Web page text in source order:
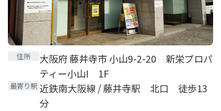
住所
大阪府 藤井寺市 小山9-2-20 新栄プロパ
ティー小山I 1F
最寄り駅 近鉄南大阪線 / 藤井寺駅 北口 徒歩13
分